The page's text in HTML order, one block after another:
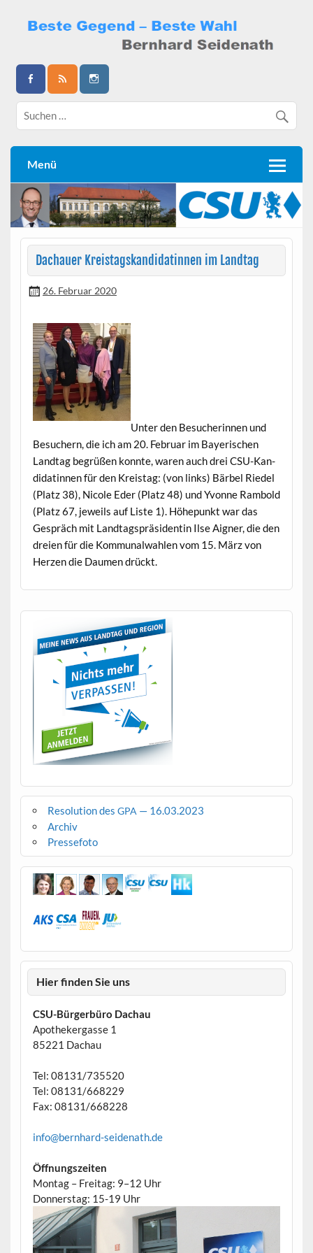
content
Bernhard Seidenath
Menü
Dachauer Kreistagskandidatinnen im Landtag
26. Februar 2020
Unter den Besucherin­nen und
Besuch­ern, die ich am 20. Feb­ru­ar im Bay­erischen
Land­tag begrüßen kon­nte, waren auch drei CSU-Kan­
di­datin­nen für den Kreistag: (von links) Bär­bel Riedel
(Platz 38), Nicole Eder (Platz 48) und Yvonne Ram­bold
(Platz 67, jew­eils auf Liste 1). Höhep­unkt war das
Gespräch mit Land­tagspräsi­dentin Ilse Aign­er, die den
dreien für die Kom­mu­nal­wahlen vom 15. März von
Herzen die Dau­men drückt.
Resolution des GPA — 16.03.2023
Archiv
Pressefoto
Hier finden Sie uns
CSU-Bürgerbüro Dachau
Apothekergasse 1
85221 Dachau
Tel: 08131/735520
Tel: 08131/668229
Fax: 08131/668228
info@bernhard-seidenath.de
Öffnungszeiten
Montag – Freitag: 9–12 Uhr
Donnerstag: 15-19 Uhr